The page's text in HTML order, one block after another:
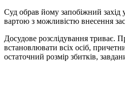
Суд обрав йому запобіжний захід
вартою з можливістю внесення
Досудове розслідування триває.
встановлювати всіх осіб,
остаточний розмір збитків,